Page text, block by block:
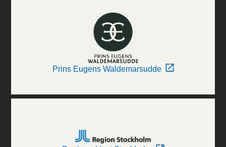
Prins Eugens Waldemarsudde